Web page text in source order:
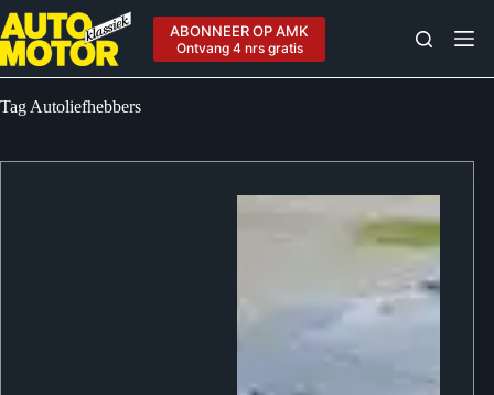
Ga
naar
de
inhoud
ABONNEER OP AMK
Ontvang 4 nrs gratis
Tag Autoliefhebbers